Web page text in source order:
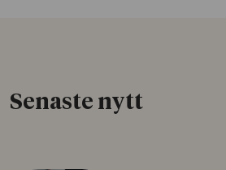
Senaste nytt